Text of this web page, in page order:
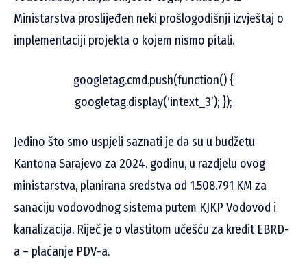
Ministarstva proslijeđen neki prošlogodišnji izvještaj o
implementaciji projekta o kojem nismo pitali.
googletag.cmd.push(function() {
googletag.display(‘intext_3’); });
Jedino što smo uspjeli saznati je da su u budžetu
Kantona Sarajevo za 2024. godinu, u razdjelu ovog
ministarstva, planirana sredstva od 1.508.791 KM za
sanaciju vodovodnog sistema putem KJKP Vodovod i
kanalizacija. Riječ je o vlastitom učešću za kredit EBRD-
a – plaćanje PDV-a.